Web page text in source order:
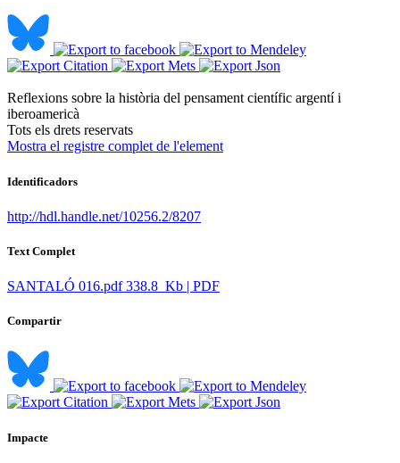
Reflexions sobre la història del pensament científic argentí i
iberoamericà ​
​Tots els drets reservats
Mostra el registre complet de l'element
Identificadors
http://hdl.handle.net/10256.2/8207
Text Complet
SANTALÓ 016.pdf 338.8 Kb | PDF
Compartir
Impacte